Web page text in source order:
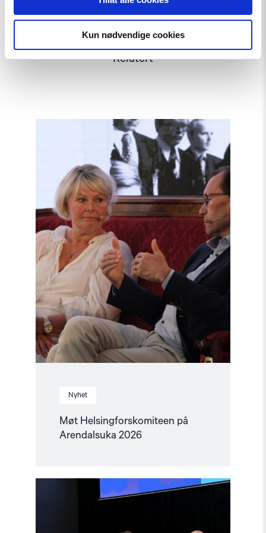
Kun nødvendige cookies
Relatert
Nyhet
Møt Helsingforskomiteen på
Arendalsuka 2026
Read
article
"Møt
Helsingforskomiteen
på
Arendalsuka
2026"
article